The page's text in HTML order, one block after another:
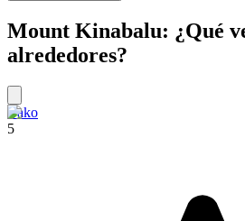
Mount Kinabalu: ¿Qué
alrededores?
Bako
5